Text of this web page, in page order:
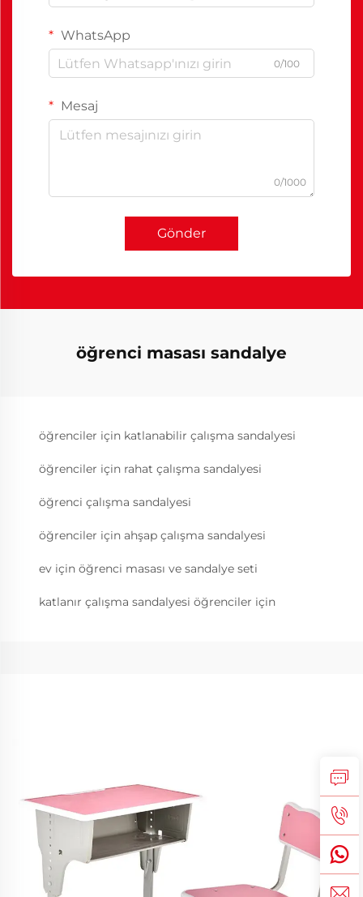
WhatsApp
0/100
Mesaj
0/1000
Gönder
öğrenci masası sandalye
öğrenciler için katlanabilir çalışma sandalyesi
öğrenciler için rahat çalışma sandalyesi
öğrenci çalışma sandalyesi
öğrenciler için ahşap çalışma sandalyesi
ev için öğrenci masası ve sandalye seti
katlanır çalışma sandalyesi öğrenciler için